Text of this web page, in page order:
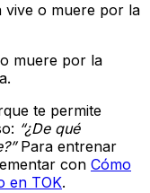
vive o muere por la
muere por la
te permite
“¿De qué
Para entrenar
con Cómo
en TOK.